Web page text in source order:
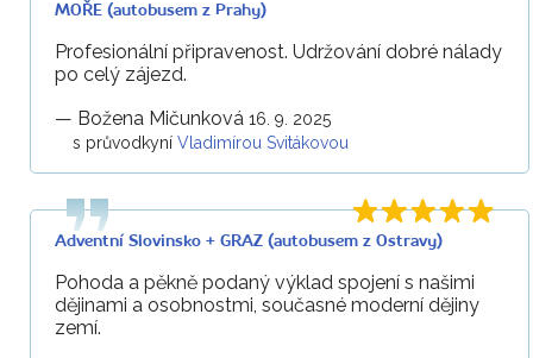
MOŘE (autobusem z Prahy)
Profesionální připravenost. Udržování dobré nálady
po celý zájezd.
— Božena Mičunková 16. 9. 2025
s průvodkyní Vladimírou Svitákovou
Adventní Slovinsko + GRAZ (autobusem z Ostravy)
Pohoda a pěkně podaný výklad spojení s našimi
dějinami a osobnostmi, současné moderní dějiny
zemí.